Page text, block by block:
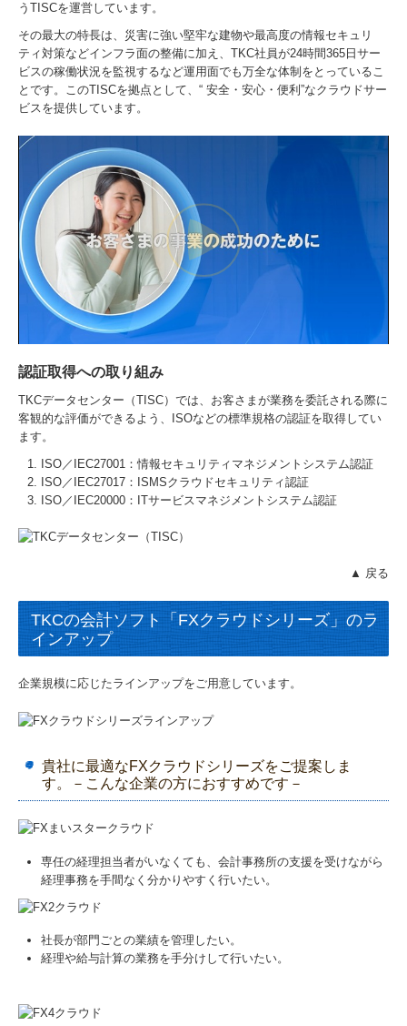
うTISCを運営しています。
その最大の特長は、災害に強い堅牢な建物や最高度の情報セキュリ
ティ対策などインフラ面の整備に加え、TKC社員が24時間365日サー
ビスの稼働状況を監視するなど運用面でも万全な体制をとっているこ
とです。このTISCを拠点として、“ 安全・安心・便利”なクラウドサー
ビスを提供しています。
認証取得への取り組み
TKCデータセンター（TISC）では、お客さまが業務を委託される際に
客観的な評価ができるよう、ISOなどの標準規格の認証を取得してい
ます。
ISO／IEC27001：情報セキュリティマネジメントシステム認証
ISO／IEC27017：ISMSクラウドセキュリティ認証
ISO／IEC20000：ITサービスマネジメントシステム認証
▲ 戻る
TKCの会計ソフト「FXクラウドシリーズ」のラ
インアップ
企業規模に応じたラインアップをご⽤意しています。
貴社に最適なFXクラウドシリーズをご提案しま
す。－こんな企業の方におすすめです－
専任の経理担当者がいなくても、会計事務所の支援を受けながら
経理事務を手間なく分かりやすく行いたい。
社長が部門ごとの業績を管理したい。
経理や給与計算の業務を手分けして行いたい。